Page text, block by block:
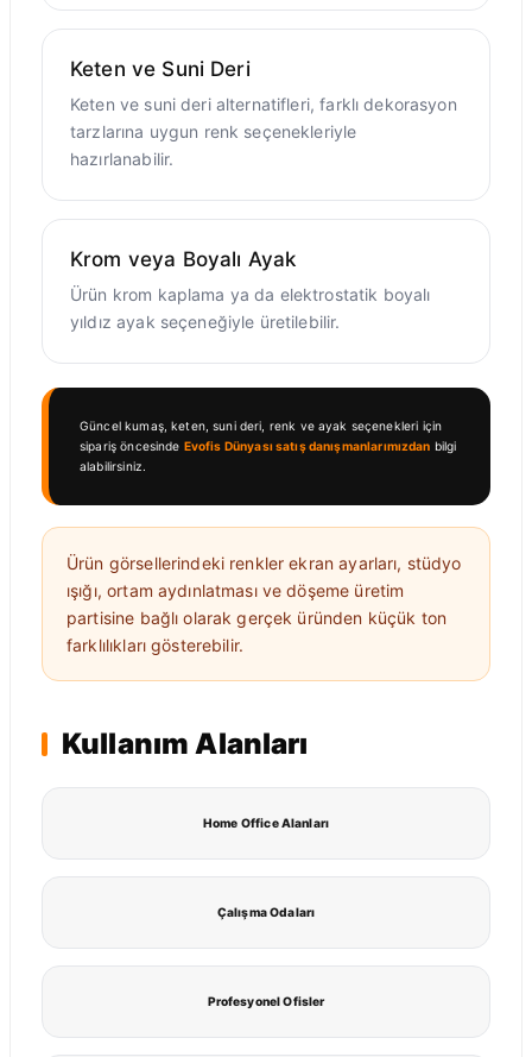
Keten ve Suni Deri
Keten ve suni deri alternatifleri, farklı dekorasyon
tarzlarına uygun renk seçenekleriyle
hazırlanabilir.
Krom veya Boyalı Ayak
Ürün krom kaplama ya da elektrostatik boyalı
yıldız ayak seçeneğiyle üretilebilir.
Güncel kumaş, keten, suni deri, renk ve ayak seçenekleri için
sipariş öncesinde Evofis Dünyası satış danışmanlarımızdan bilgi
alabilirsiniz.
Ürün görsellerindeki renkler ekran ayarları, stüdyo
ışığı, ortam aydınlatması ve döşeme üretim
partisine bağlı olarak gerçek üründen küçük ton
farklılıkları gösterebilir.
Kullanım Alanları
Home Office Alanları
Çalışma Odaları
Profesyonel Ofisler